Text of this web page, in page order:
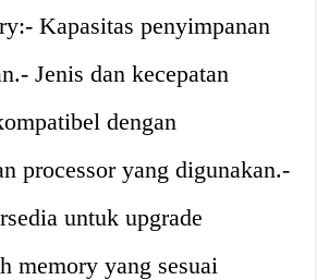
Kapasitas penyimpanan
Jenis dan kecepatan
dengan
processor yang digunakan.-
untuk upgrade
memory yang sesuai